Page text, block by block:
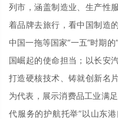
列市，涵盖制造业、生产性
着品牌去旅行，看中国制造
中国一拖等国家“一五”时期
国崛起的使命担当；以长安
打造硬核技术、铸就创新名
为代表，展示消费品工业满
代服务的护航托举”以山东